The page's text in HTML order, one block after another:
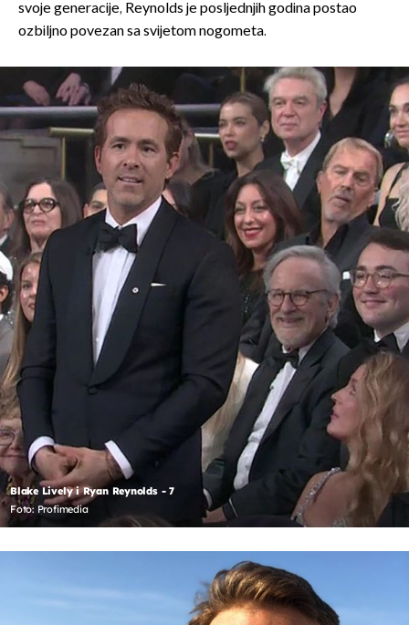
svoje generacije, Reynolds je posljednjih godina postao
ozbiljno povezan sa svijetom nogometa.
Blake Lively i Ryan Reynolds - 7
Foto: Profimedia